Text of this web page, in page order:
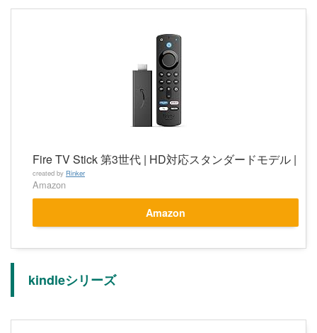
Fire TV Stick 第3世代 | HD対応スタンダードモデル |
created by Rinker
Amazon
Amazon
kindleシリーズ